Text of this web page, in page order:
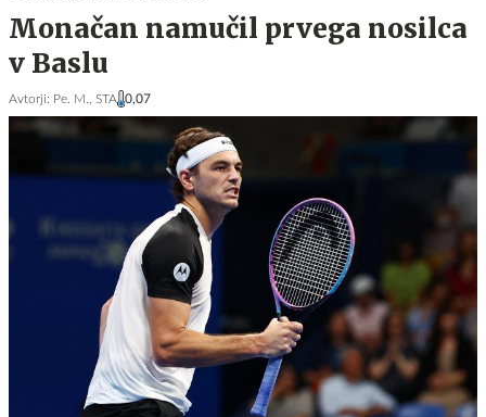
Monačan namučil prvega nosilca
v Baslu
Avtorji: Pe. M., STA 0,07